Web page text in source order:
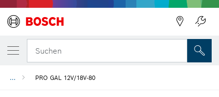
Suchen
... PRO GAL 12V/18V-80